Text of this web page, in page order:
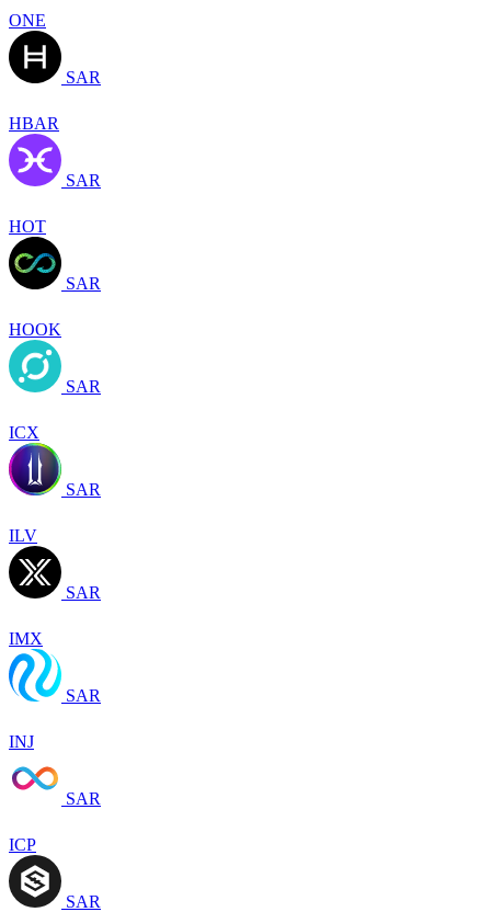
ONE
SAR
HBAR
SAR
HOT
SAR
HOOK
SAR
ICX
SAR
ILV
SAR
IMX
SAR
INJ
SAR
ICP
SAR